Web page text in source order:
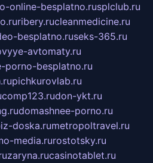
online-besplatno.rusplclub.ru
ribery.rucleanmedicine.ru
besplatno.ruseks-365.ru
avtomaty.ru
porno-besplatno.ru
pichkurovlab.ru
comp123.rudon-ykt.ru
domashnee-porno.ru
doska.rumetropoltravel.ru
media.rurostotsky.ru
zaryna.rucasinotablet.ru